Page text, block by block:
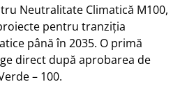
Neutralitate Climatică M100,
pentru tranziția
până în 2035. O primă
direct după aprobarea de
– 100.